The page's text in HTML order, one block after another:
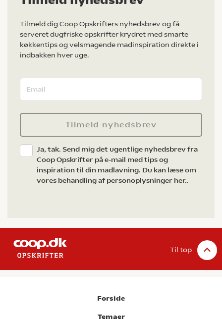
Tilmeld dig Coop Opskrifters nyhedsbrev og få
serveret dugfriske opskrifter krydret med smarte
køkkentips og velsmagende madinspiration direkte i
indbakken hver uge.
Tilmeld nyhedsbrev
Ja, tak. Send mig det ugentlige nyhedsbrev fra
Coop Opskrifter på e-mail med tips og
inspiration til din madlavning. Du kan læse om
vores behandling af personoplysninger her..
Til top
Forside
Temaer